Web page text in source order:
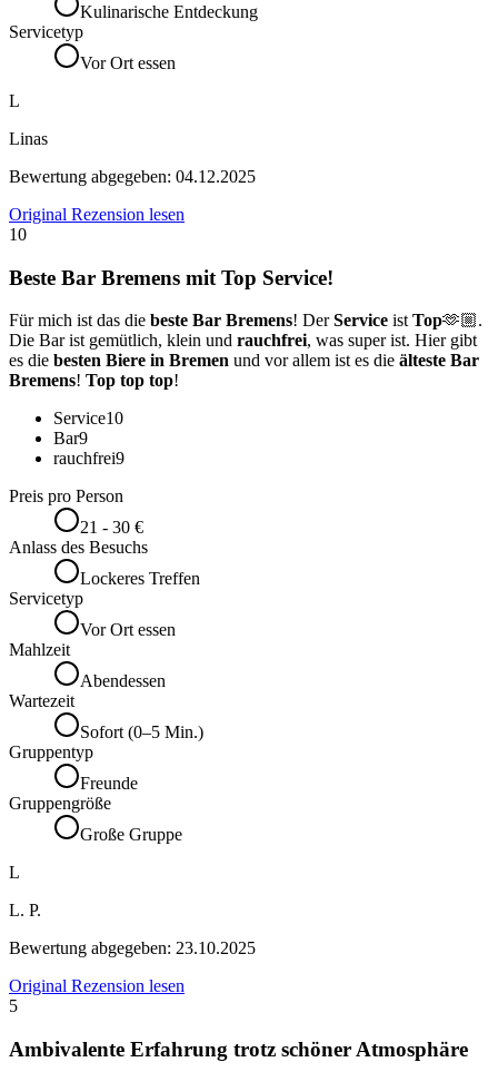
Kulinarische Entdeckung
Servicetyp
Vor Ort essen
L
Linas
Bewertung abgegeben: 04.12.2025
Original Rezension lesen
10
Beste Bar Bremens mit Top Service!
Für mich ist das die beste Bar Bremens! DerService ist Top🫶🏼.
Die Bar ist gemütlich, klein und rauchfrei, was super ist. Hier gibt
es die besten Biere in Bremen und vor allem ist es die älteste Bar
Bremens! Top top top!
Service10
Bar9
rauchfrei9
Preis pro Person
21 - 30 €
Anlass des Besuchs
Lockeres Treffen
Servicetyp
Vor Ort essen
Mahlzeit
Abendessen
Wartezeit
Sofort (0–5 Min.)
Gruppentyp
Freunde
Gruppengröße
Große Gruppe
L
L. P.
Bewertung abgegeben: 23.10.2025
Original Rezension lesen
5
Ambivalente Erfahrung trotz schöner Atmosphäre